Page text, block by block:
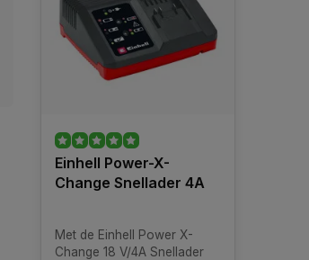
Einhell Power-X-
Change Snellader 4A
Met de Einhell Power X-
Change 18 V/4A Snellader